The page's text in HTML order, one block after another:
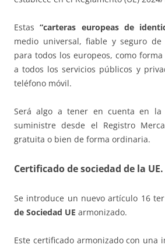
Estas“carteras europeas de
medio universal, fiable y seguro
para todos los europeos, como
a todos los servicios públicos y
teléfono móvil.
Será algo a tener en cuenta en la
suministre desde el Registro
gratuita o bien de forma ordinaria.
Certificado de sociedad de la UE.
Se introduce un nuevo artículo 16
de Sociedad UE armonizado.
Este certificado armonizado con una